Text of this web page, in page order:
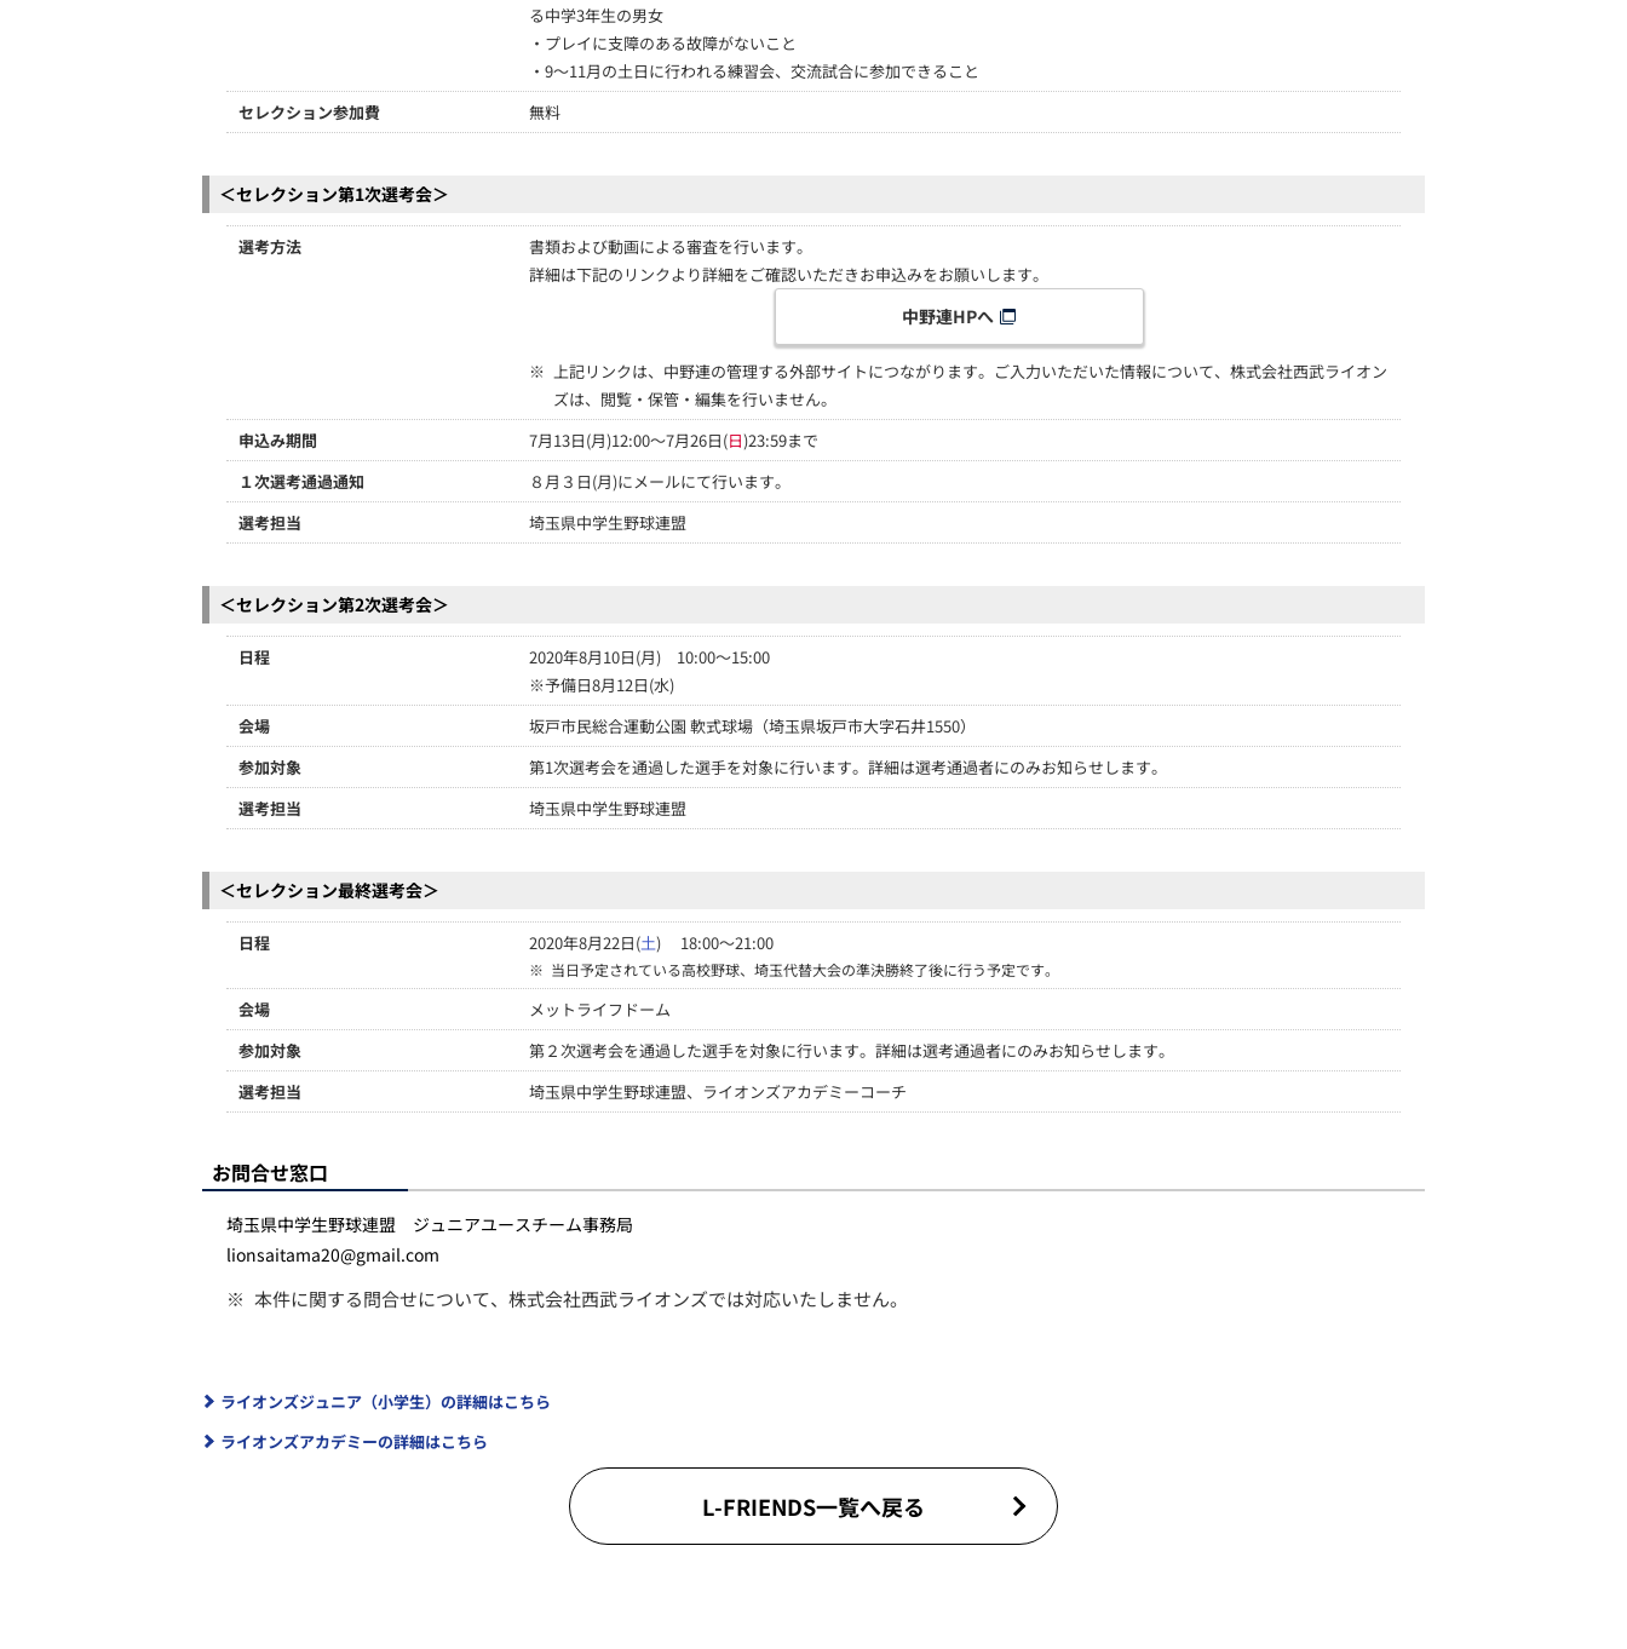
る中学3年生の男女
・プレイに支障のある故障がないこと
・9～11月の土日に行われる練習会、交流試合に参加できること
セレクション参加費
無料
＜セレクション第1次選考会＞
選考方法
書類および動画による審査を行います。
詳細は下記のリンクより詳細をご確認いただきお申込みをお願いします。
中野連HPへ
※ 上記リンクは、中野連の管理する外部サイトにつながります。ご入力いただいた情報について、株式会社西武ライオン
ズは、閲覧・保管・編集を行いません。
申込み期間
7月13日(月)12:00～7月26日(日)23:59まで
１次選考通過通知
８月３日(月)にメールにて行います。
選考担当
埼玉県中学生野球連盟
＜セレクション第2次選考会＞
日程
2020年8月10日(月) 10:00～15:00
※予備日8月12日(水)
会場
坂戸市民総合運動公園 軟式球場（埼玉県坂戸市大字石井1550）
参加対象
第1次選考会を通過した選手を対象に行います。詳細は選考通過者にのみお知らせします。
選考担当
埼玉県中学生野球連盟
＜セレクション最終選考会＞
日程 2020年8月22日(土) 18:00～21:00
※ 当日予定されている高校野球、埼玉代替大会の準決勝終了後に行う予定です。
会場
メットライフドーム
参加対象
第２次選考会を通過した選手を対象に行います。詳細は選考通過者にのみお知らせします。
選考担当
埼玉県中学生野球連盟、ライオンズアカデミーコーチ
お問合せ窓口
埼玉県中学生野球連盟 ジュニアユースチーム事務局
lionsaitama20@gmail.com
※ 本件に関する問合せについて、株式会社西武ライオンズでは対応いたしません。
ライオンズジュニア（小学生）の詳細はこちら
ライオンズアカデミーの詳細はこちら
L-FRIENDS一覧へ戻る